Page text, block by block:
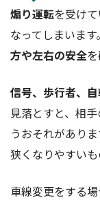
煽り運転を受け
なってしまいま
方や左右の安全
信号、歩行者、
見落とすと、相
うおそれがあり
狭くなりやすいも
車線変更をする